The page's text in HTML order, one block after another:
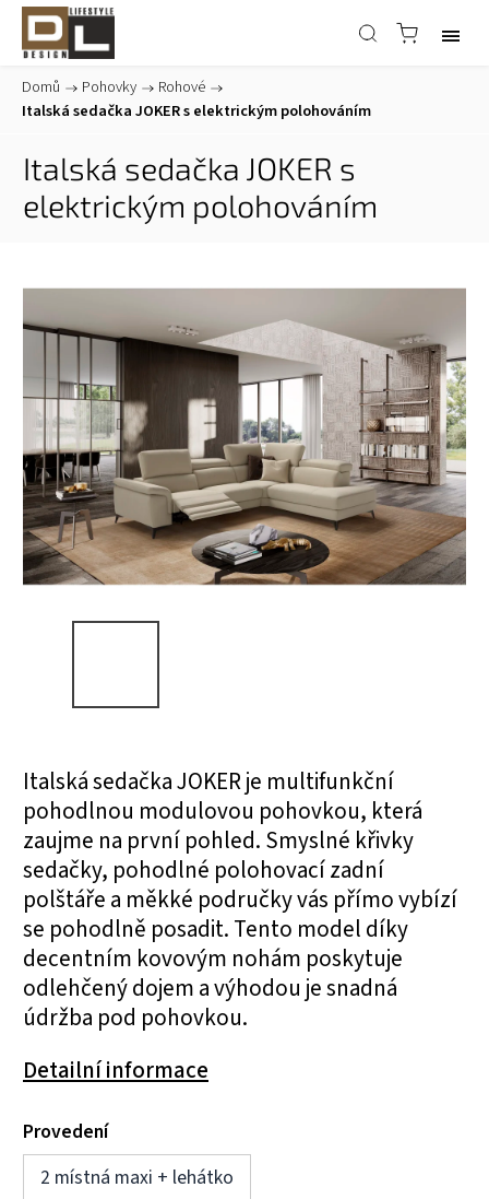
Domů / Pohovky / Rohové /
Italská sedačka JOKER s elektrickým polohováním
Italská sedačka JOKER s
elektrickým polohováním
Italská sedačka JOKER je multifunkční
pohodlnou modulovou pohovkou, která
zaujme na první pohled. Smyslné křivky
sedačky, pohodlné polohovací zadní
polštáře a měkké područky vás přímo vybízí
se pohodlně posadit. Tento model díky
decentním kovovým nohám poskytuje
odlehčený dojem a výhodou je snadná
údržba pod pohovkou.
Detailní informace
Provedení
2 místná maxi + lehátko